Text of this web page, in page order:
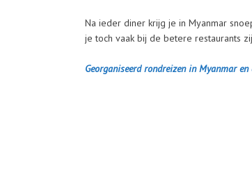
Na ieder diner krijg je in Myanmar
je toch vaak bij de betere restaurants
Georganiseerd rondreizen in Myanmar